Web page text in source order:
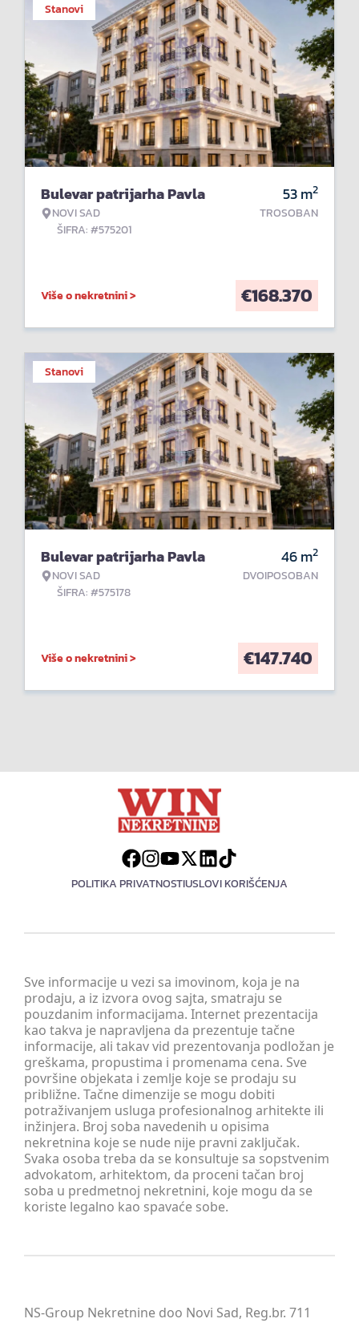
Stanovi
Bulevar patrijarha Pavla
NOVI SAD
ŠIFRA: #575201
53m2
TROSOBAN
Više o nekretnini > €168.370
Stanovi
Bulevar patrijarha Pavla
NOVI SAD
ŠIFRA: #575178
46m2
DVOIPOSOBAN
Više o nekretnini > €147.740
POLITIKA PRIVATNOSTIUSLOVI KORIŠĆENJA
Sve informacije u vezi sa imovinom, koja je na
prodaju, a iz izvora ovog sajta, smatraju se
pouzdanim informacijama. Internet prezentacija
kao takva je napravljena da prezentuje tačne
informacije, ali takav vid prezentovanja podložan je
greškama, propustima i promenama cena. Sve
površine objekata i zemlje koje se prodaju su
približne. Tačne dimenzije se mogu dobiti
potraživanjem usluga profesionalnog arhitekte ili
inžinjera. Broj soba navedenih u opisima
nekretnina koje se nude nije pravni zaključak.
Svaka osoba treba da se konsultuje sa sopstvenim
advokatom, arhitektom, da proceni tačan broj
soba u predmetnoj nekretnini, koje mogu da se
koriste legalno kao spavaće sobe.
NS-Group Nekretnine doo Novi Sad, Reg.br. 711